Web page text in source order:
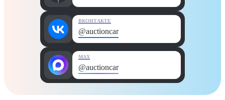
ВКОНТАКТЕ
@auctioncar
MAX
@auctioncar